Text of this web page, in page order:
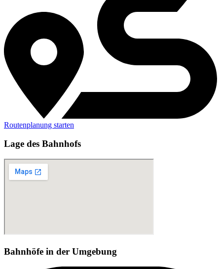
Routenplanung starten
Lage des Bahnhofs
Bahnhöfe in der Umgebung